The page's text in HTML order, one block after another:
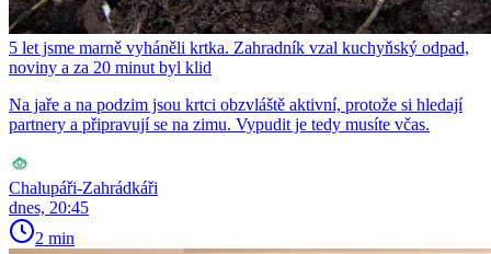
5 let jsme marně vyháněli krtka. Zahradník vzal kuchyňský odpad,
noviny a za 20 minut byl klid
Na jaře a na podzim jsou krtci obzvláště aktivní, protože si hledají
partnery a připravují se na zimu. Vypudit je tedy musíte včas.
Chalupáři-Zahrádkáři
dnes, 20:45
2 min